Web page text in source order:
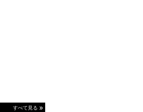
すべて見る